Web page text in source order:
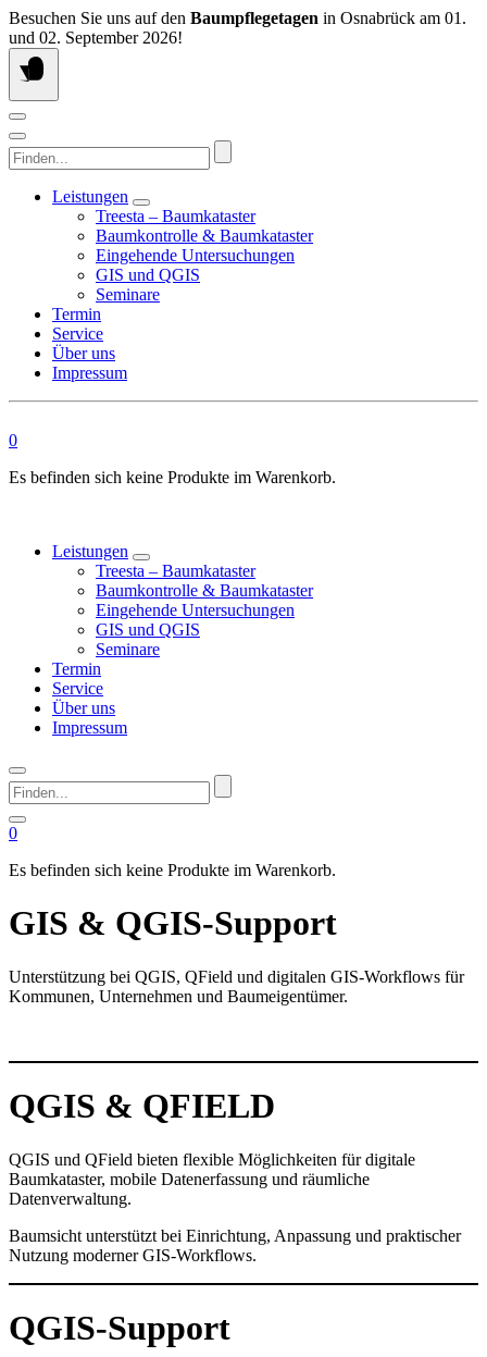
Springen
Sie
zum
Inhalt
Besuchen Sie uns auf den Baumpflegetagen in Osnabrück am 01.
und 02. September 2026!
Finden...
Leistungen
Treesta – Baumkataster
Baumkontrolle & Baumkataster
Eingehende Untersuchungen
GIS und QGIS
Seminare
Termin
Service
Über uns
Impressum
0
Es befinden sich keine Produkte im Warenkorb.
Leistungen
Treesta – Baumkataster
Baumkontrolle & Baumkataster
Eingehende Untersuchungen
GIS und QGIS
Seminare
Termin
Service
Über uns
Impressum
Finden...
0
Es befinden sich keine Produkte im Warenkorb.
GIS & QGIS-Support
Unterstützung bei QGIS, QField und digitalen GIS-Workflows für
Kommunen, Unternehmen und Baumeigentümer.
QGIS & QFIELD
QGIS und QField bieten flexible Möglichkeiten für digitale
Baumkataster, mobile Datenerfassung und räumliche
Datenverwaltung.
Baumsicht unterstützt bei Einrichtung, Anpassung und praktischer
Nutzung moderner GIS-Workflows.
QGIS-Support